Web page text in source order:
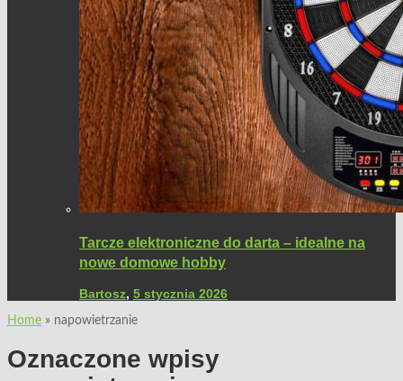
Tarcze elektroniczne do darta – idealne na
nowe domowe hobby
Bartosz, 5 stycznia 2026
Home » napowietrzanie
Oznaczone wpisy